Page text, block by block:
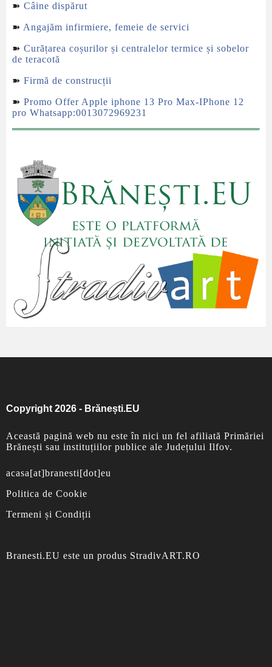
➽ Câine dispărut
➽ Angajăm infirmiere, femeie de servici
➽ Curățarea coșurilor și centralelor termice și sobelor
de teracotă
➽ Firmă de construcții
➽ Promo Offer Apple iphone 13 Pro Max-IPhone 12
pro Whatsapp:0013072969231
Copyright 2026 - Brănești.EU
Această pagină web nu este în nici un fel afiliată Primăriei
Brănești sau instituțiilor publice ale Județului Ilfov.
acasa[at]branesti[dot]eu
Politica de Cookie
Termeni și Condiții
Branesti.EU este un produs StradivART.RO